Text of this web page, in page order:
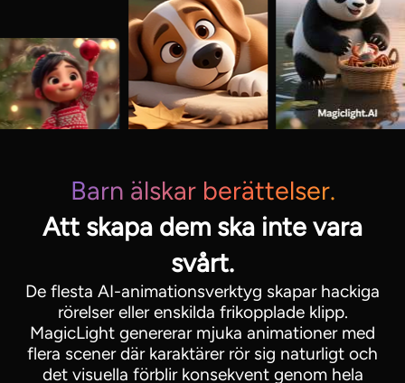
Barn älskar berättelser.
Att skapa dem ska inte vara
svårt.
De flesta AI-animationsverktyg skapar hackiga
rörelser eller enskilda frikopplade klipp.
MagicLight genererar mjuka animationer med
flera scener där karaktärer rör sig naturligt och
det visuella förblir konsekvent genom hela